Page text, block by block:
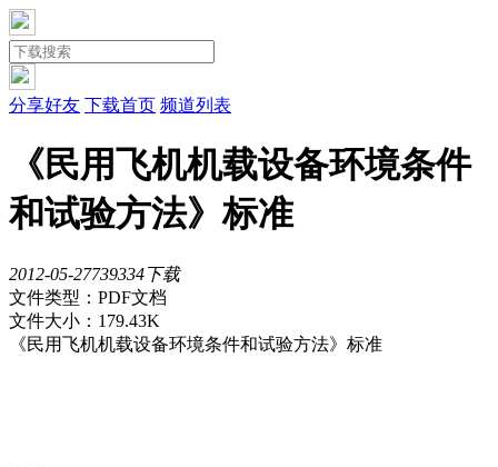
分享好友 下载首页 频道列表
《民用飞机机载设备环境条件
和试验方法》标准
2012-05-27739334下载
文件类型：PDF文档
文件大小：179.43K
《民用飞机机载设备环境条件和试验方法》标准